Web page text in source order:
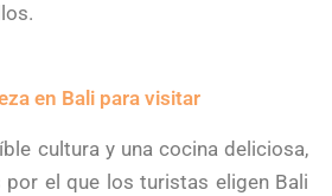
en Bali para visitar
cultura y una cocina deliciosa,
el que los turistas eligen Bali